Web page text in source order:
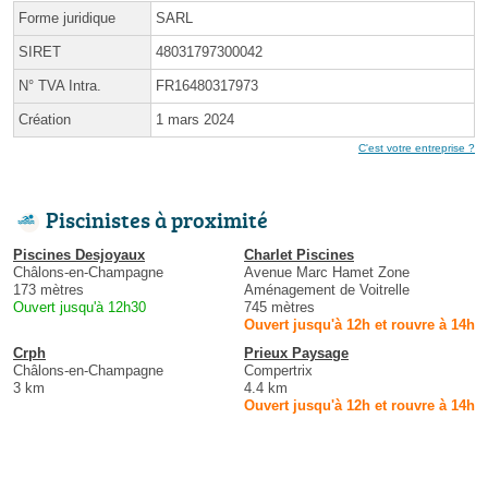
Forme juridique SARL
SIRET 48031797300042
N° TVA Intra. FR16480317973
Création 1 mars 2024
C'est votre entreprise ?
Piscinistes à proximité
Piscines Desjoyaux
Châlons-en-Champagne
173 mètres
Ouvert jusqu'à 12h30
Charlet Piscines
Avenue Marc Hamet Zone
Aménagement de Voitrelle
745 mètres
Ouvert jusqu'à 12h et rouvre à 14h
Crph
Châlons-en-Champagne
3 km
Prieux Paysage
Compertrix
4.4 km
Ouvert jusqu'à 12h et rouvre à 14h